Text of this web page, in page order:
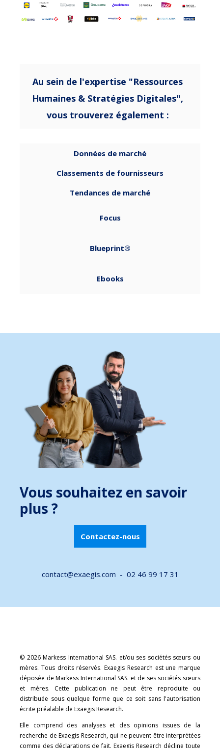
Au sein de l'expertise "Ressources
Humaines & Stratégies Digitales",
vous trouverez également :
Données de marché
Classements de fournisseurs
Tendances de marché
Focus
Blueprint®
Ebooks
Vous souhaitez en savoir
plus ?
Contactez-nous
contact@exaegis.com - 02 46 99 17 31
© 2026 Markess International SAS. et/ou ses sociétés sœurs ou
mères. Tous droits réservés. Exaegis Research est une marque
déposée de Markess International SAS. et de ses sociétés sœurs
et mères. Cette publication ne peut être reproduite ou
distribuée sous quelque forme que ce soit sans l'autorisation
écrite préalable de Exaegis Research.
Elle comprend des analyses et des opinions issues de la
recherche de Exaegis Research, qui ne peuvent être interprétées
comme des déclarations de fait. Exaegis Research décline toute